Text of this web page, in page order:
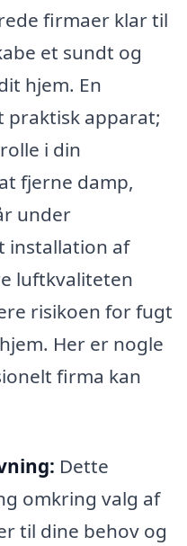
firmaer klar til
et sundt og
hjem. En
apparat;
i din
fjerne damp,
under
installation af
luftkvaliteten
risikoen for fugt
Her er nogle
firma kan
Dette
omkring valg af
til dine behov og